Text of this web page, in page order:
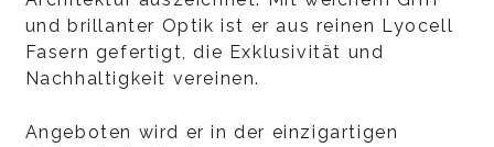
und brillanter Optik ist er aus reinen Lyocell
Fasern gefertigt, die Exklusivität und
Nachhaltigkeit vereinen.
Angeboten wird er in der einzigartigen